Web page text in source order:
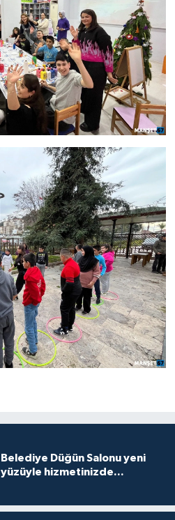
Belediye Düğün Salonu yeni
yüzüyle hizmetinizde...